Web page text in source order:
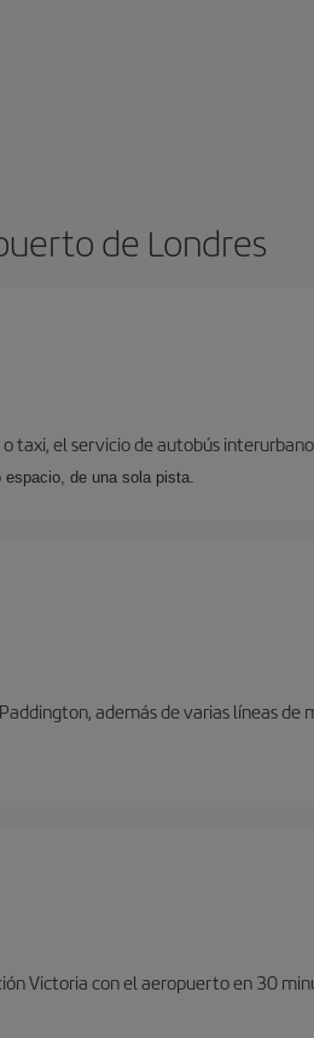
de Londres
taxi, el servicio de autobús
espacio, de una sola pista.
además de varias líneas
Victoria con el aeropuerto en 30